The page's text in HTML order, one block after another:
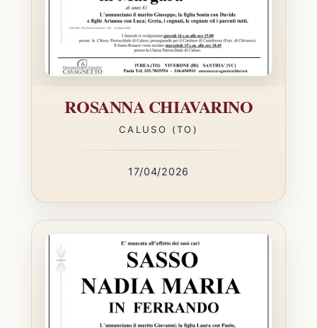
ROSANNA CHIAVARINO
CALUSO (TO)
17/04/2026